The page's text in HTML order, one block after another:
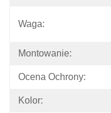
Waga:
Montowanie:
Ocena Ochrony:
Kolor: